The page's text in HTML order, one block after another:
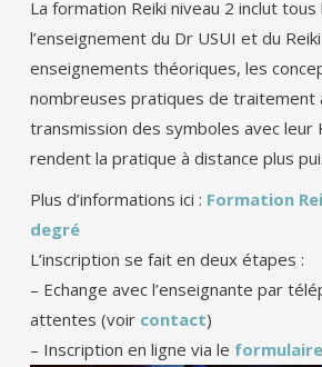
La formation Reiki niveau 2 inclut
l’enseignement du Dr USUI et du
enseignements théoriques, les
nombreuses pratiques de traitement
transmission des symboles avec leur
rendent la pratique à distance plus
Plus d’informations ici : Formation
degré
L’inscription se fait en deux étapes :
– Echange avec l’enseignante par
attentes (voir contact)
– Inscription en ligne via le formulaire